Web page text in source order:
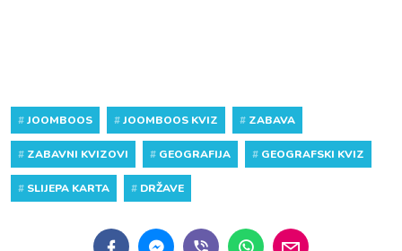
#JOOMBOOS #JOOMBOOS KVIZ # ZABAVA
# ZABAVNI KVIZOVI # GEOGRAFIJA # GEOGRAFSKI KVIZ
# SLIJEPA KARTA # DRŽAVE